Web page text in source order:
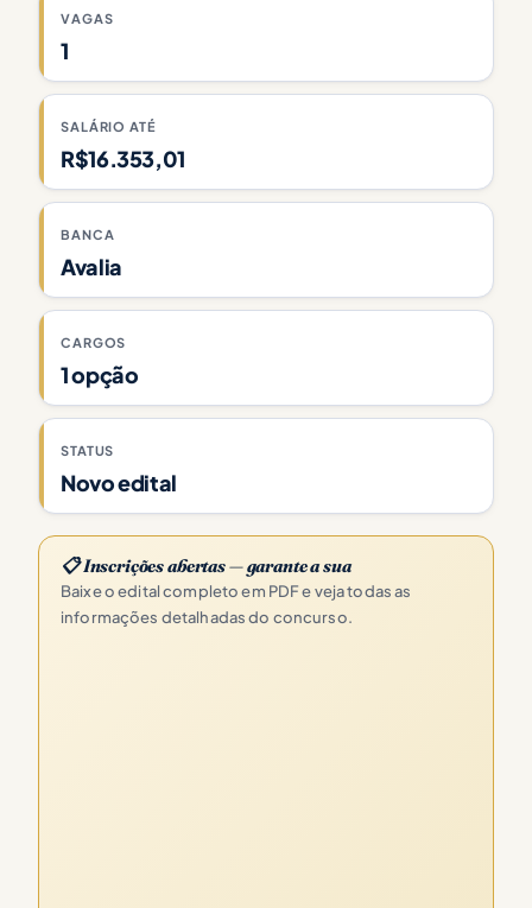
VAGAS
1
SALÁRIO ATÉ
R$16.353,01
BANCA
Avalia
CARGOS
1 opção
STATUS
Novo edital
📋 Inscrições abertas — garante a sua
Baixe o edital completo em PDF e veja todas as
informações detalhadas do concurso.